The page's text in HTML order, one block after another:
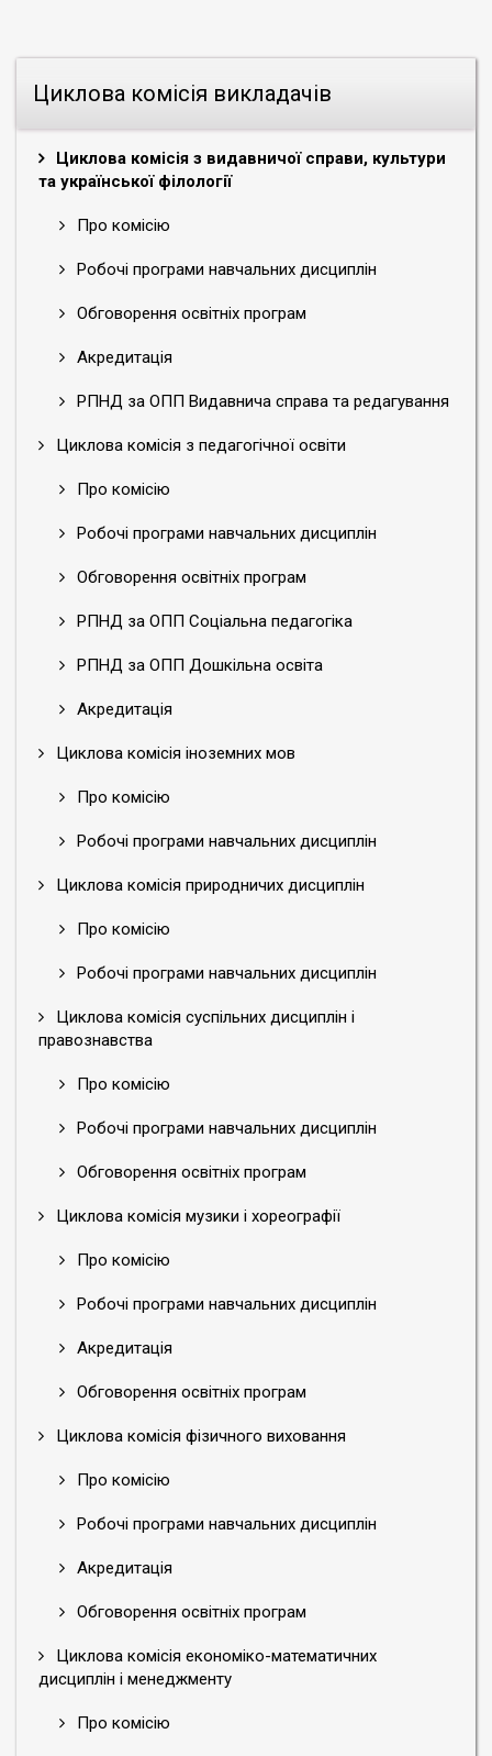
Циклова комісія викладачів
Циклова комісія з видавничої справи, культури
та української філології
Про комісію
Робочі програми навчальних дисциплін
Обговорення освітніх програм
Акредитація
РПНД за ОПП Видавнича справа та редагування
Циклова комісія з педагогічної освіти
Про комісію
Робочі програми навчальних дисциплін
Обговорення освітніх програм
РПНД за ОПП Соціальна педагогіка
РПНД за ОПП Дошкільна освіта
Акредитація
Циклова комісія іноземних мов
Про комісію
Робочі програми навчальних дисциплін
Циклова комісія природничих дисциплін
Про комісію
Робочі програми навчальних дисциплін
Циклова комісія суспільних дисциплін і
правознавства
Про комісію
Робочі програми навчальних дисциплін
Обговорення освітніх програм
Циклова комісія музики і хореографії
Про комісію
Робочі програми навчальних дисциплін
Акредитація
Обговорення освітніх програм
Циклова комісія фізичного виховання
Про комісію
Робочі програми навчальних дисциплін
Акредитація
Обговорення освітніх програм
Циклова комісія економіко-математичних
дисциплін і менеджменту
Про комісію